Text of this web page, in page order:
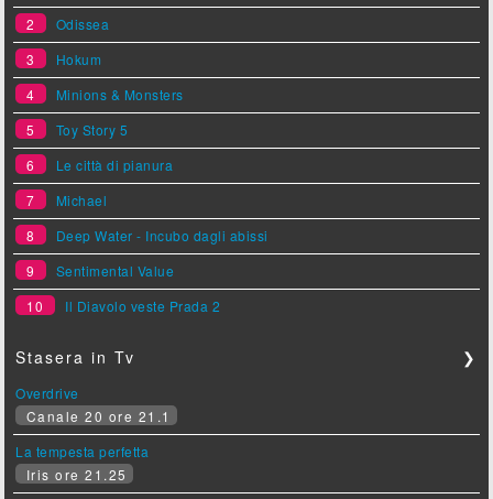
2
Odissea
3
Hokum
4
Minions & Monsters
5
Toy Story 5
6
Le città di pianura
7
Michael
8
Deep Water - Incubo dagli abissi
9
Sentimental Value
10
Il Diavolo veste Prada 2
Stasera in Tv ❯
Overdrive
Canale 20 ore 21.1
La tempesta perfetta
Iris ore 21.25